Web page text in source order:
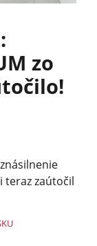
zo
teraz zaútočil